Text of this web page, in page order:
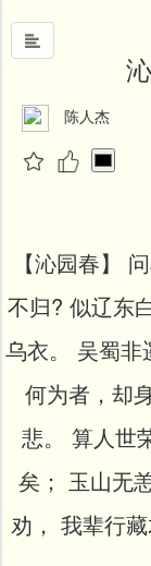
首
文
墨
名
人
堂
新
闻
开
发
社
陈人杰
【沁园春】
不归? 似辽东
乌衣。 吴蜀非
何为者，却
悲。 算人世
矣； 玉山无
劝， 我辈行